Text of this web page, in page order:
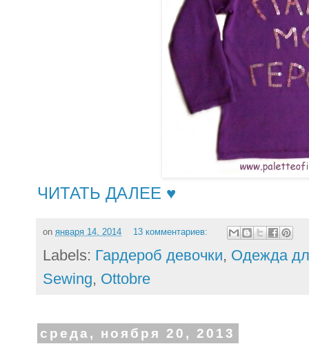
ЧИТАТЬ ДАЛЕЕ ♥
on января 14, 2014 13 комментариев:
Labels: Гардероб девочки, Одежда
Sewing, Ottobre
среда, ноября 20, 2013